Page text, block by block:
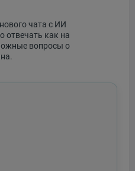
чата с ИИ
отвечать как на
вопросы о